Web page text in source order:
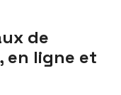
de
en ligne et